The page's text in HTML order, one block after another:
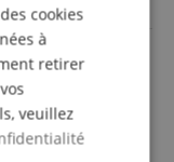
cookies
à
retirer
veuillez